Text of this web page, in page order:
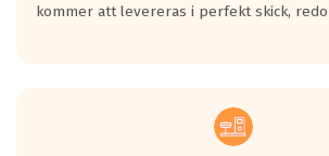
kommer att levereras i perfekt skick,